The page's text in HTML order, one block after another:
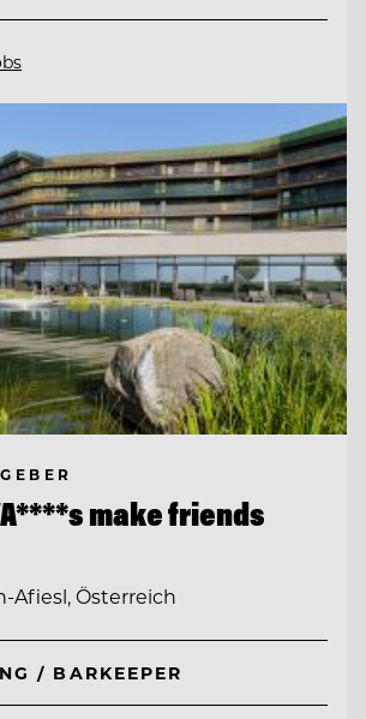
make friends
Afiesl, Österreich
CHEF DE RANG / BARKEEPER